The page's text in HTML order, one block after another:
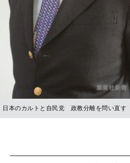
日本のカルトと自民党 政教分離を問い直す